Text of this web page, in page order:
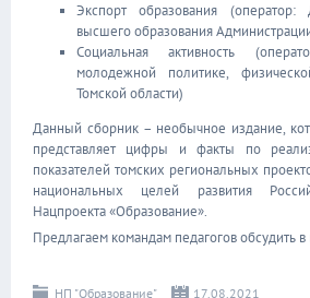
Экспорт образования
высшего образования
Социальная активность
молодежной политике,
Томской области)
Данный сборник – необычное издание,
представляет цифры и факты по
показателей томских региональных
национальных целей развития
Нацпроекта «Образование».
Предлагаем командам педагогов обсудить в
НП "Образование" 17.08.2021